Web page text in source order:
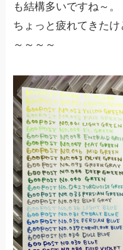
も結構多いですね～。
ちょっと疲れてきた
～～～～